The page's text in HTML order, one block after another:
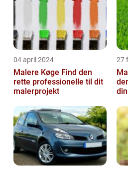
04 april 2024
Malere Køge Find den
rette professionelle til dit
malerprojekt
27